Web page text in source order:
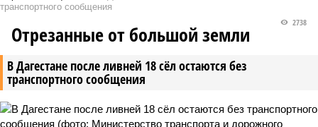
транспортного сообщения
В Дагестане после ливней 18 сёл остаются без
транспортного сообщения
2738
Отрезанные от большой земли